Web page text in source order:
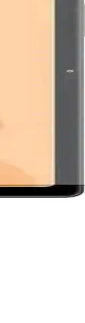
sağlıyor. Ancak ekran
açılmamasına
Uyumlu
ve estetik bir
Deneyimi
öne çıkan çok yönlü bir
durdurdu. Şirket,
Deneyimleri